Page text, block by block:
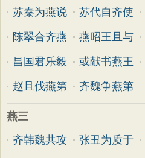
苏秦为燕说 苏代自齐使
陈翠合齐燕 燕昭王且与
昌国君乐毅 或献书燕王
赵且伐燕第 齐魏争燕第
燕三
齐韩魏共攻
张丑为质于